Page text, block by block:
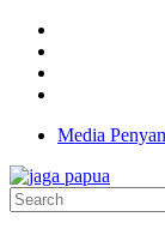
Media